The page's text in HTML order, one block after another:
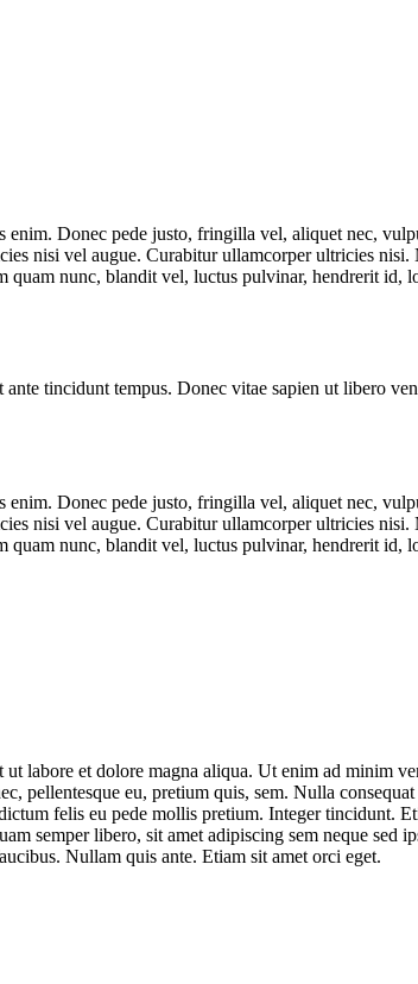
Donec pede justo, fringilla vel, aliquet nec,
nisi vel augue. Curabitur ullamcorper ultricies nisi.
nunc, blandit vel, luctus pulvinar, hendrerit id,
tincidunt tempus. Donec vitae sapien ut libero
Donec pede justo, fringilla vel, aliquet nec,
nisi vel augue. Curabitur ullamcorper ultricies nisi.
nunc, blandit vel, luctus pulvinar, hendrerit id,
labore et dolore magna aliqua. Ut enim ad minim
pellentesque eu, pretium quis, sem. Nulla
felis eu pede mollis pretium. Integer tincidunt.
semper libero, sit amet adipiscing sem neque
Nullam quis ante. Etiam sit amet orci eget.